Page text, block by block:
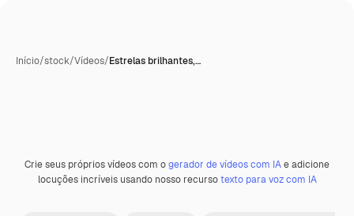
Início/stock/Vídeos/Estrelas brilhantes,…
Premium
Crie seus próprios vídeos com ogerador de vídeos com IAe adicione
locuções incríveis usando nosso recursotexto para voz com IA